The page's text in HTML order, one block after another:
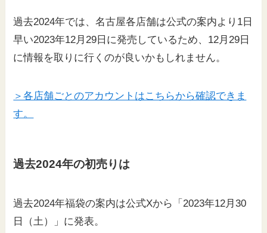
過去2024年では、名古屋各店舗は公式の案内より1日
早い2023年12月29日に発売しているため、12月29日
に情報を取りに行くのが良いかもしれません。
＞各店舗ごとのアカウントはこちらから確認できま
す。
過去2024年の初売りは
過去2024年福袋の案内は公式Xから「2023年12月30
日（土）」に発表。